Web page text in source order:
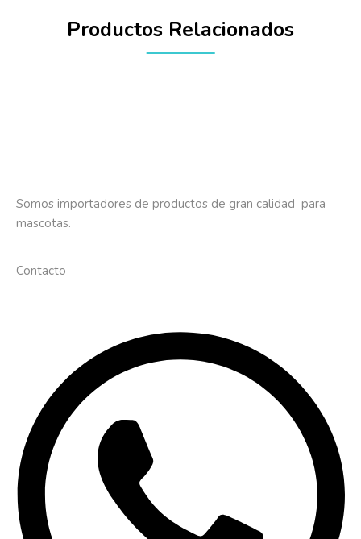
Productos Relacionados
Somos importadores de productos de gran calidad para
mascotas.
Contacto